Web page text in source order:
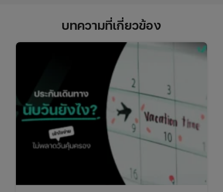
บทความที่เกี่ยวข้อง